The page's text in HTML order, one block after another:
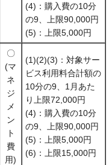
(4)：購入費の10分
の9、上限90,000円
(5)：上限5,000円
〇
(マ
ネ
ジ
メ
ン
ト
費
用)
(1)(2)(3)：対象サー
ビス利用料合計額の
10分の9、1月あた
り上限72,000円
(4)：購入費の10分
の9、上限90,000円
(5)：上限5,000円
(6)：上限15,000円